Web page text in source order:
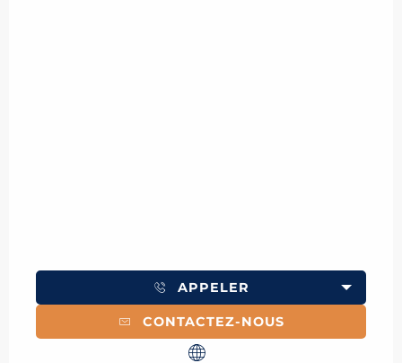
APPELER
CONTACTEZ-NOUS